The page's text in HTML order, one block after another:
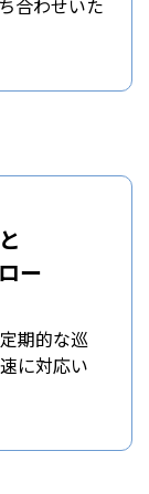
合わせいた
ー
期的な巡
に対応い